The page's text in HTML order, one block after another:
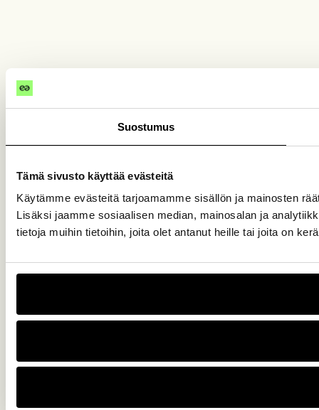
Suostumus
Tämä sivusto käyttää evästeitä
Käytämme evästeitä tarjoamamme sisällön ja mainosten
Lisäksi jaamme sosiaalisen median, mainosalan ja
tietoja muihin tietoihin, joita olet antanut heille tai joita on